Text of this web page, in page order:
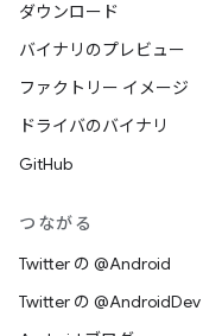
ダウンロード
バイナリのプレビュー
ファクトリー イメージ
ドライバのバイナリ
GitHub
つながる
Twitter の @Android
Twitter の @AndroidDev